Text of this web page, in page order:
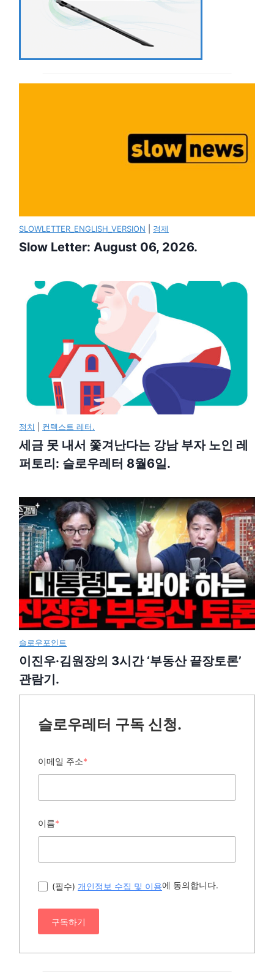
SLOWLETTER_ENGLISH_VERSION 경제
Slow Letter: August 06, 2026.
정치 컨텍스트 레터.
세금 못 내서 쫓겨난다는 강남 부자 노인 레
퍼토리: 슬로우레터 8월6일.
슬로우포인트
이진우·김원장의 3시간 ‘부동산 끝장토론’
관람기.
슬로우레터 구독 신청.
이메일 주소*
이름*
(필수) 개인정보 수집 및 이용에 동의합니다.
구독하기